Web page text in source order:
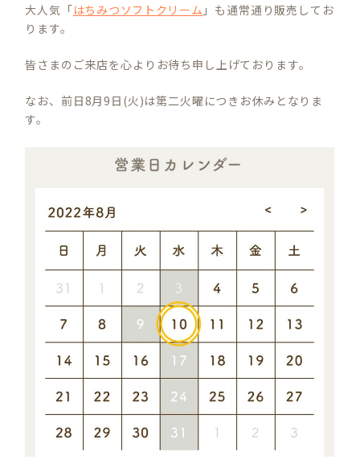
大人気「はちみつソフトクリーム 」も通常通り販売してお
ります。
皆さまのご来店を心よりお待ち申し上げております。
なお、前日8月9日(火)は第二火曜につきお休みとなりま
す。